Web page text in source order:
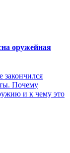
оружейная
закончился
Почему
и к чему это